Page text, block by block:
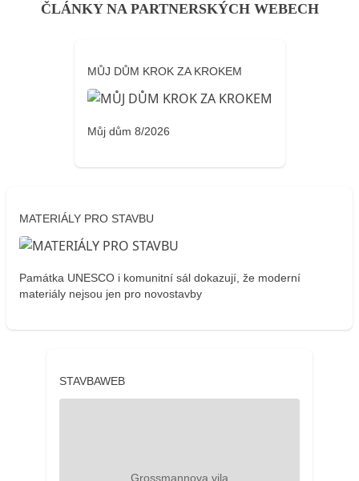
ČLÁNKY NA PARTNERSKÝCH WEBECH
MŮJ DŮM KROK ZA KROKEM
Můj dům 8/2026
MATERIÁLY PRO STAVBU
Památka UNESCO i komunitní sál dokazují, že moderní
materiály nejsou jen pro novostavby
STAVBAWEB